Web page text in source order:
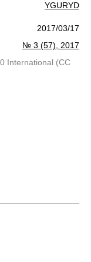
YGURYD
2017/03/17
№ 3 (57), 2017
International (CC